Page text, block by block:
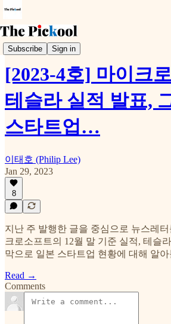
Subscribe Sign in
Weekly Pickool
[2023-4호] 마이크
테슬라 실적 발표,
스타트업…
이태호 (Philip Lee)
Jan 29, 2023
8
지난 주 발행한 글을 중심으로 뉴스레터
크로소프트의 12월 말 기준 실적, 테슬
막으로 일본 스타트업 현황에 대해 알아
Read →
Comments